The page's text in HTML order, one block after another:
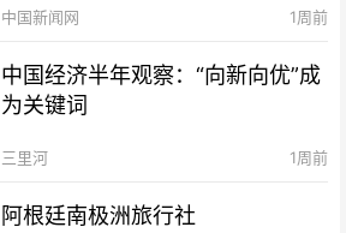
中国新闻网 1周前
中国经济半年观察：“向新向优”成
为关键词
三里河 1周前
阿根廷南极洲旅行社